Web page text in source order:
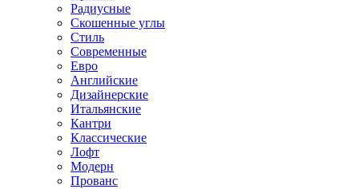
Радиусные
Скошенные углы
Стиль
Современные
Евро
Английские
Дизайнерские
Итальянские
Кантри
Классические
Лофт
Модерн
Прованс